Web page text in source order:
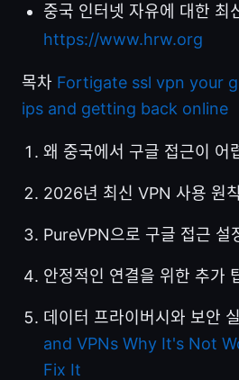
중국 인터넷 자유에 대한 최
https://www.hrw.org
목차 Fortigate ssl vpn your
ips and getting back online
왜 중국에서 구글 접근이 어
2026년 최신 VPN 사용 원칙
PureVPN으로 구글 접근 설
안정적인 연결을 위한 추가
데이터 프라이버시와 보안
and VPNs Why It's Not
Fix It